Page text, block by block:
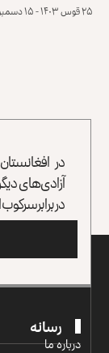
۲۵ قوس ۱۴۰۳ - ۱۵ دسمبر ۲۰۲۴
در
آزادی‌های
در برابر
رسانه
درباره ما